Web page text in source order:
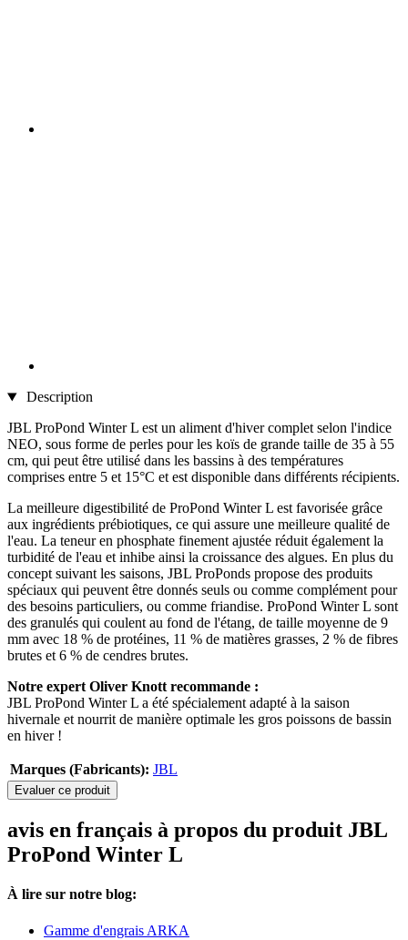
Description
JBL ProPond Winter L est un aliment d'hiver complet selon l'indice
NEO, sous forme de perles pour les koïs de grande taille de 35 à 55
cm, qui peut être utilisé dans les bassins à des températures
comprises entre 5 et 15°C et est disponible dans différents récipients.
La meilleure digestibilité de ProPond Winter L est favorisée grâce
aux ingrédients prébiotiques, ce qui assure une meilleure qualité de
l'eau. La teneur en phosphate finement ajustée réduit également la
turbidité de l'eau et inhibe ainsi la croissance des algues. En plus du
concept suivant les saisons, JBL ProPonds propose des produits
spéciaux qui peuvent être donnés seuls ou comme complément pour
des besoins particuliers, ou comme friandise. ProPond Winter L sont
des granulés qui coulent au fond de l'étang, de taille moyenne de 9
mm avec 18 % de protéines, 11 % de matières grasses, 2 % de fibres
brutes et 6 % de cendres brutes.
Notre expert Oliver Knott recommande :
JBL ProPond Winter L a été spécialement adapté à la saison
hivernale et nourrit de manière optimale les gros poissons de bassin
en hiver !
Marques (Fabricants): JBL
Evaluer ce produit
avis en français à propos du produit JBL
ProPond Winter L
À lire sur notre blog:
Gamme d'engrais ARKA